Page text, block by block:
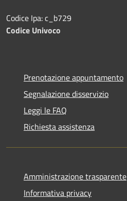
Codice Ipa: c_b729
Codice Univoco
Prenotazione appuntamento
Segnalazione disservizio
Leggi le FAQ
Richiesta assistenza
Amministrazione trasparente
Informativa privacy